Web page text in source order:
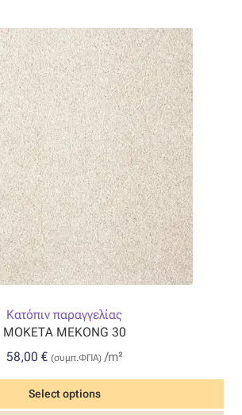
Κατόπιν παραγγελίας
ΜΟΚΕΤΑ MEKONG 30
58,00 € (συμπ.ΦΠΑ)/m²
Select options